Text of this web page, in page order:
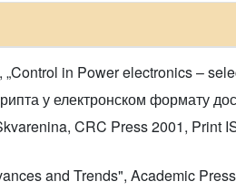
in Power electronics –
у електронском формату
CRC Press 2001, Print
and Trends", Academic